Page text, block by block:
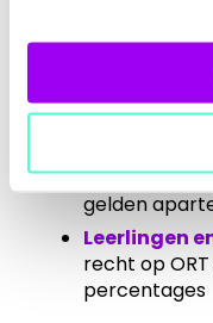
gewerkte
gelden
Leerlingen
recht op
percentages